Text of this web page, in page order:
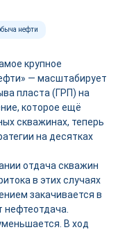
нефти
крупное
— масштабирует
пласта (ГРП) на
которое ещё
скважинах, теперь
на десятках
отдача скважин
в этих случаях
закачивается в
В ход